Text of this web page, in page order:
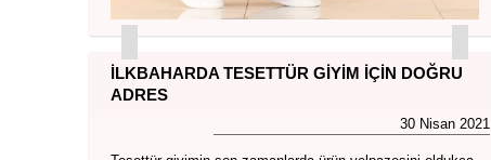
İLKBAHARDA TESETTÜR GIYIM İÇIN DOĞRU
ADRES
30 Nisan 2021